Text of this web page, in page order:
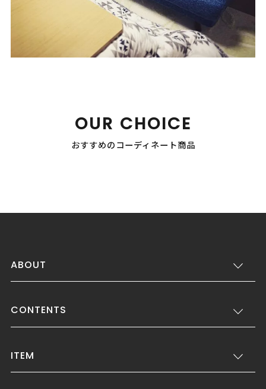
OUR CHOICE
おすすめのコーディネート商品
ABOUT
CONTENTS
ITEM